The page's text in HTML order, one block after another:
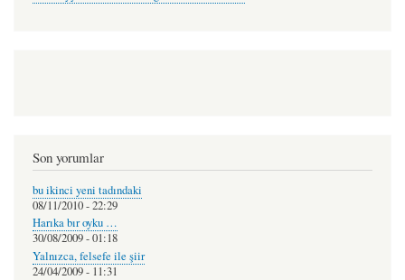
Son yorumlar
bu ikinci yeni tadındaki
08/11/2010 - 22:29
Harıka bır oyku …
30/08/2009 - 01:18
Yalnızca, felsefe ile şiir
24/04/2009 - 11:31